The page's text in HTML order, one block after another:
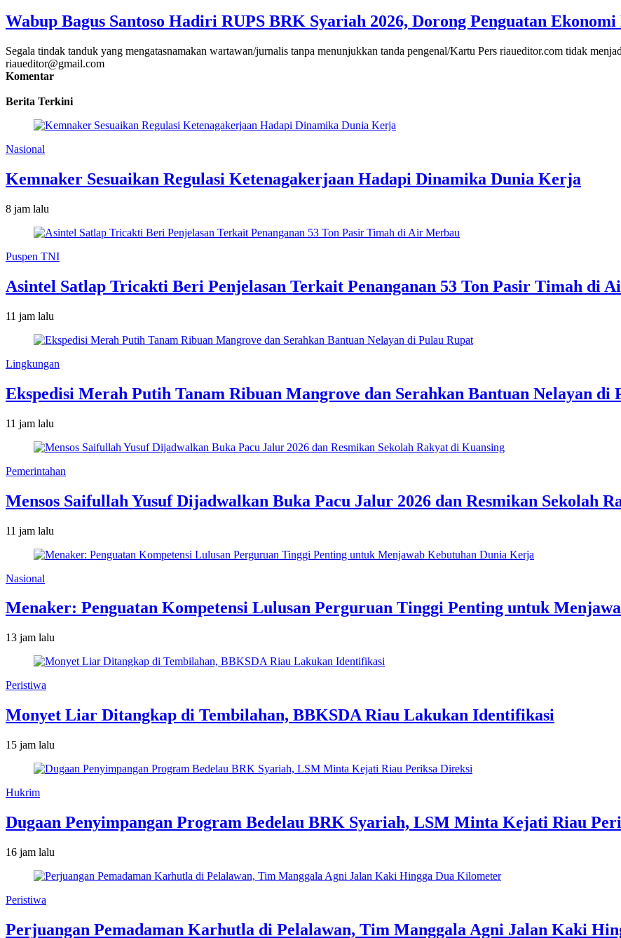
Wabup Bagus Santoso Hadiri RUPS BRK Syariah 2026, Dorong Penguatan Ekonomi
Segala tindak tanduk yang mengatasnamakan wartawan/jurnalis tanpa menunjukkan tanda pengenal/Kartu Pers riaueditor.com tidak
riaueditor@gmail.com
Komentar
Berita Terkini
Nasional
Kemnaker Sesuaikan Regulasi Ketenagakerjaan Hadapi Dinamika Dunia Kerja
8 jam lalu
Puspen TNI
Asintel Satlap Tricakti Beri Penjelasan Terkait Penanganan 53 Ton Pasir Timah di
11 jam lalu
Lingkungan
Ekspedisi Merah Putih Tanam Ribuan Mangrove dan Serahkan Bantuan Nelayan di
11 jam lalu
Pemerintahan
Mensos Saifullah Yusuf Dijadwalkan Buka Pacu Jalur 2026 dan Resmikan Sekolah
11 jam lalu
Nasional
Menaker: Penguatan Kompetensi Lulusan Perguruan Tinggi Penting untuk
13 jam lalu
Peristiwa
Monyet Liar Ditangkap di Tembilahan, BBKSDA Riau Lakukan Identifikasi
15 jam lalu
Hukrim
Dugaan Penyimpangan Program Bedelau BRK Syariah, LSM Minta Kejati Riau
16 jam lalu
Peristiwa
Perjuangan Pemadaman Karhutla di Pelalawan, Tim Manggala Agni Jalan Kaki